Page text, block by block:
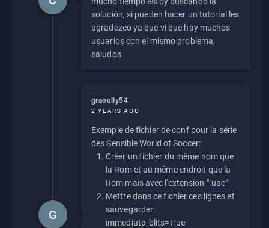
solución, si pueden hacer un tutorial les
agradezco ya que vi que hay muchos
usuarios con el mismo problema,
saludos
graoully54
2 YEARS AGO
Exemple de fichier de conf pour la série
des Sensible World of Soccer:
Créer un fichier du même nom que
la Rom et au même endroit que la
Rom mais avec l'extension ".uae"
Mettre dans ce fichier ces lignes et
sauvegarder:
immediate_blits=true
G